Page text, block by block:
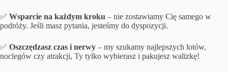
✅ Wsparcie na każdym kroku – nie zostawiamy Cię samego w
podróży. Jeśli masz pytania, jesteśmy do dyspozycji.
✅ Oszczędzasz czas i nerwy – my szukamy najlepszych lotów,
noclegów czy atrakcji, Ty tylko wybierasz i pakujesz walizkę!